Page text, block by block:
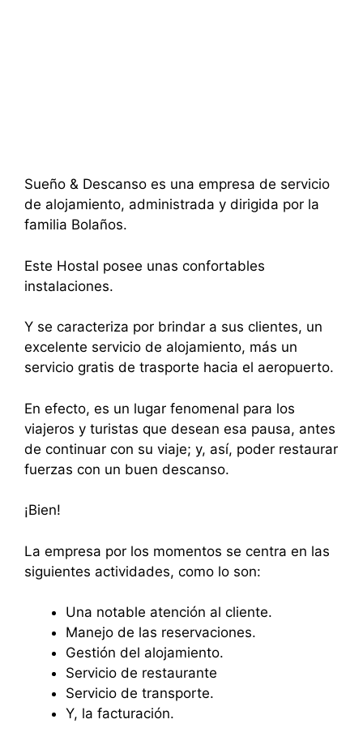
Sueño & Descanso es una empresa de servicio
de alojamiento, administrada y dirigida por la
familia Bolaños.
Este Hostal posee unas confortables
instalaciones.
Y se caracteriza por brindar a sus clientes, un
excelente servicio de alojamiento, más un
servicio gratis de trasporte hacia el aeropuerto.
En efecto, es un lugar fenomenal para los
viajeros y turistas que desean esa pausa, antes
de continuar con su viaje; y, así, poder restaurar
fuerzas con un buen descanso.
¡Bien!
La empresa por los momentos se centra en las
siguientes actividades, como lo son:
Una notable atención al cliente.
Manejo de las reservaciones.
Gestión del alojamiento.
Servicio de restaurante
Servicio de transporte.
Y, la facturación.